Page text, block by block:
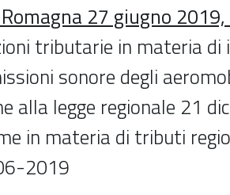
27 giugno
tributarie in materia di
sonore degli
alla legge regionale 21
in materia di tributi
2019